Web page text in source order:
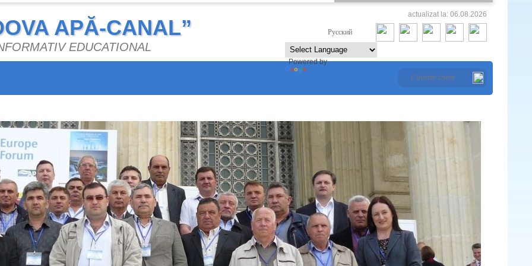
APĂ-CANAL”
EDUCATIONAL
actualizat la: 06.08.2026
Русский
Powered by